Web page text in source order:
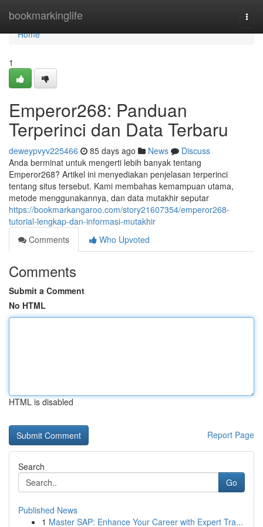
bookmarkinglife
Home
Home
1
Emperor268: Panduan
Terperinci dan Data Terbaru
deweypvyv225466 85 days ago News
Discuss
Anda berminat untuk mengerti lebih banyak tentang
Emperor268? Artikel ini menyediakan penjelasan terperinci
tentang situs tersebut. Kami membahas kemampuan utama,
metode menggunakannya, dan data mutakhir seputar
https://bookmarkangaroo.com/story21607354/emperor268-
tutorial-lengkap-dan-informasi-mutakhir
Comments
Who Upvoted
Comments
Submit a Comment
No HTML
HTML is disabled
Report Page
Search
Go
Published News
1 Master SAP: Enhance Your Career with Expert Tra...